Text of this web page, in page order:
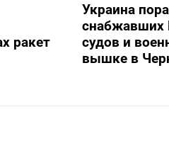
ракет
Украина
снабжавших
судов и
вышке в